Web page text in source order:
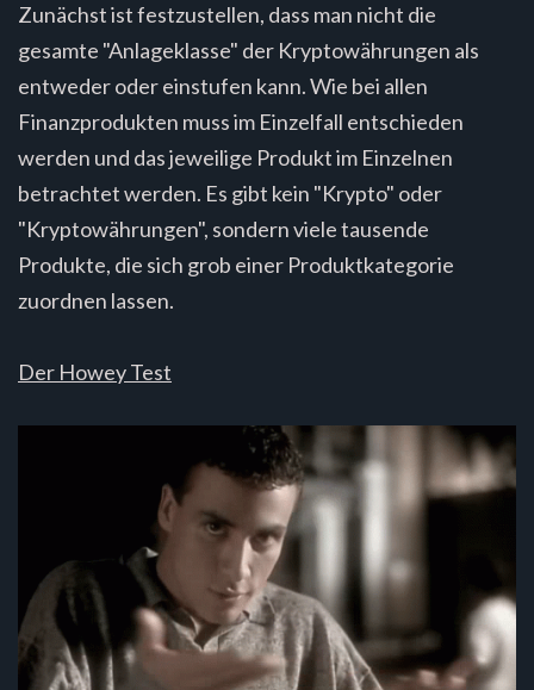
Zunächst ist festzustellen, dass man nicht die
gesamte "Anlageklasse" der Kryptowährungen als
entweder oder einstufen kann. Wie bei allen
Finanzprodukten muss im Einzelfall entschieden
werden und das jeweilige Produkt im Einzelnen
betrachtet werden. Es gibt kein "Krypto" oder
"Kryptowährungen", sondern viele tausende
Produkte, die sich grob einer Produktkategorie
zuordnen lassen.
Der Howey Test